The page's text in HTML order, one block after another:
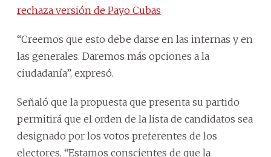
rechaza versión de Payo Cubas
“Creemos que esto debe darse en las internas y en
las generales. Daremos más opciones a la
ciudadanía”, expresó.
Señaló que la propuesta que presenta su partido
permitirá que el orden de la lista de candidatos sea
designado por los votos preferentes de los
electores. “Estamos conscientes de que la